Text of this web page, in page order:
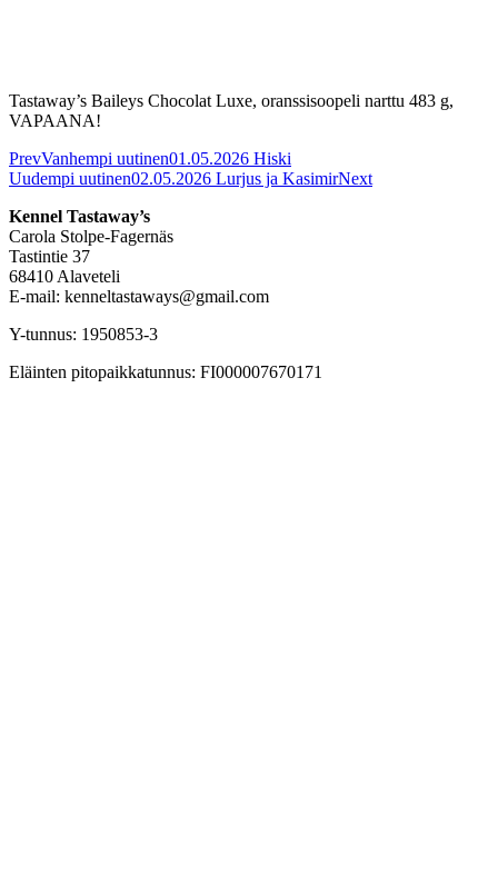
Tastaway’s Baileys Chocolat Luxe, oranssisoopeli narttu 483 g,
VAPAANA!
PrevVanhempi uutinen01.05.2026 Hiski
Uudempi uutinen02.05.2026 Lurjus ja KasimirNext
Kennel Tastaway’s
Carola Stolpe-Fagernäs
Tastintie 37
68410 Alaveteli
E-mail: kenneltastaways@gmail.com
Y-tunnus: 1950853-3
Eläinten pitopaikkatunnus: FI000007670171